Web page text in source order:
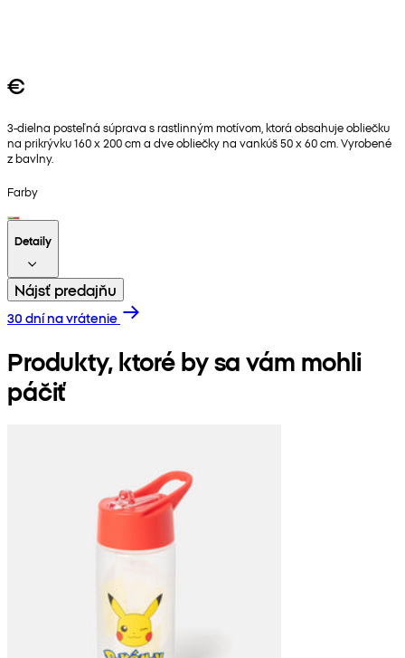
€
3-dielna posteľná súprava s rastlinným motívom, ktorá obsahuje obliečku
na prikrývku 160 x 200 cm a dve obliečky na vankúš 50 x 60 cm. Vyrobené
z bavlny.
Farby
Detaily
Nájsť predajňu
30 dní na vrátenie
Produkty, ktoré by sa vám mohli
páčiť